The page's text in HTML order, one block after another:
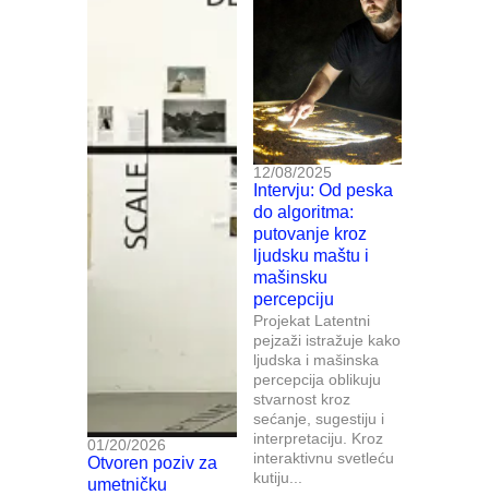
01/20/2026
Otvoren poziv za
umetničku
12/08/2025
Intervju: Od peska
do algoritma:
putovanje kroz
ljudsku maštu i
mašinsku
percepciju
Projekat Latentni
pejzaži istražuje kako
ljudska i mašinska
percepcija oblikuju
stvarnost kroz
sećanje, sugestiju i
interpretaciju. Kroz
interaktivnu svetleću
kutiju...